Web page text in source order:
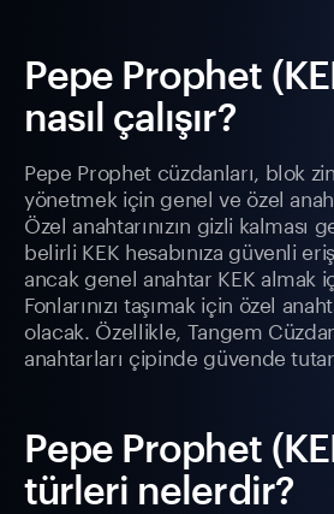
Pepe Prophet
nasıl çalışır?
Pepe Prophet cüzdanları, blok
yönetmek için genel ve özel
Özel anahtarınızın gizli kalması
belirli KEK hesabınıza güvenli
ancak genel anahtar KEK almak
Fonlarınızı taşımak için özel
olacak. Özellikle, Tangem
anahtarları çipinde güvende
Pepe Prophet
türleri nelerdir?